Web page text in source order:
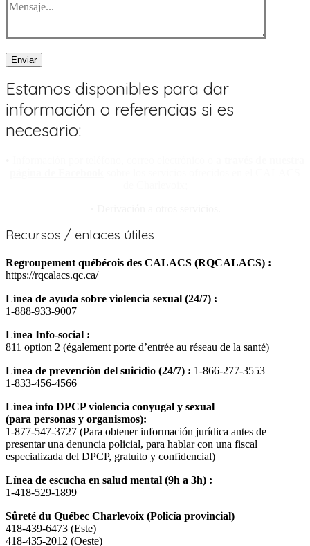
Enviar
Estamos disponibles para dar
información o referencias si es
necesario:
Recursos / enlaces útiles
Regroupement québécois des CALACS (RQCALACS) :
https://rqcalacs.qc.ca/
Línea de ayuda sobre violencia sexual (24/7) :
1-888-933-9007
Línea Info-social :
811 option 2 (également porte d’entrée au réseau de la santé)
Línea de prevención del suicidio (24/7) : 1-866-277-3553
1-833-456-4566
Línea info DPCP violencia conyugal y sexual
(para personas y organismos):
1-877-547-3727 (Para obtener información jurídica antes de
presentar una denuncia policial, para hablar con una fiscal
especializada del DPCP, gratuito y confidencial)
Línea de escucha en salud mental (9h a 3h) :
1-418-529-1899
Sûreté du Québec Charlevoix (Policía provincial)
418-439-6473 (Este)
418-435-2012 (Oeste)